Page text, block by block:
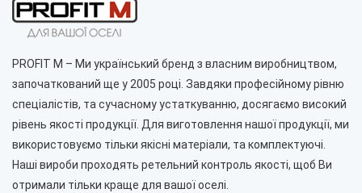
PROFIT M – Ми український бренд з власним виробництвом,
започаткований ще у 2005 році. Завдяки професійному рівню
спеціалістів, та сучасному устаткуванню, досягаємо високий
рівень якості продукції. Для виготовлення нашої продукції, ми
використовуємо тільки якісні матеріали, та комплектуючі.
Наші вироби проходять ретельний контроль якості, щоб Ви
отримали тільки краще для вашої оселі.